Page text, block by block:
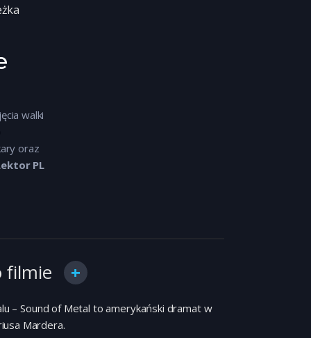
walki
oraz
PL
filmie
– Sound of Metal to amerykański dramat w
Mardera.